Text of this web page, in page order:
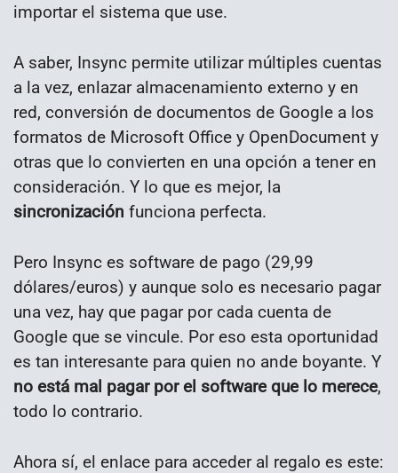
importar el sistema que use.
A saber, Insync permite utilizar múltiples cuentas
a la vez, enlazar almacenamiento externo y en
red, conversión de documentos de Google a los
formatos de Microsoft Office y OpenDocument y
otras que lo convierten en una opción a tener en
consideración. Y lo que es mejor, la
sincronización funciona perfecta.
Pero Insync es software de pago (29,99
dólares/euros) y aunque solo es necesario pagar
una vez, hay que pagar por cada cuenta de
Google que se vincule. Por eso esta oportunidad
es tan interesante para quien no ande boyante. Y
no está mal pagar por el software que lo merece,
todo lo contrario.
Ahora sí, el enlace para acceder al regalo es este: